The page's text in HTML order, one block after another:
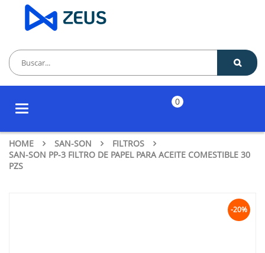
Toggle
0
HOME SAN-SON
FILTROS
SAN-SON PP-3 FILTRO DE PAPEL PARA ACEITE COMESTIBLE 30
PZS
-20%